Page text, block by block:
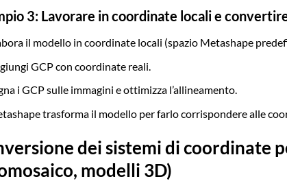
3: Lavorare in coordinate locali e
il modello in coordinate locali (spazio Metashape
GCP con coordinate reali.
i GCP sulle immagini e ottimizza l’allineamento.
trasforma il modello per farlo corrispondere alle
dei sistemi di coordinate
modelli 3D)